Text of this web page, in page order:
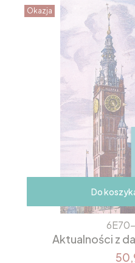
Okazja
Do
Aktualności z